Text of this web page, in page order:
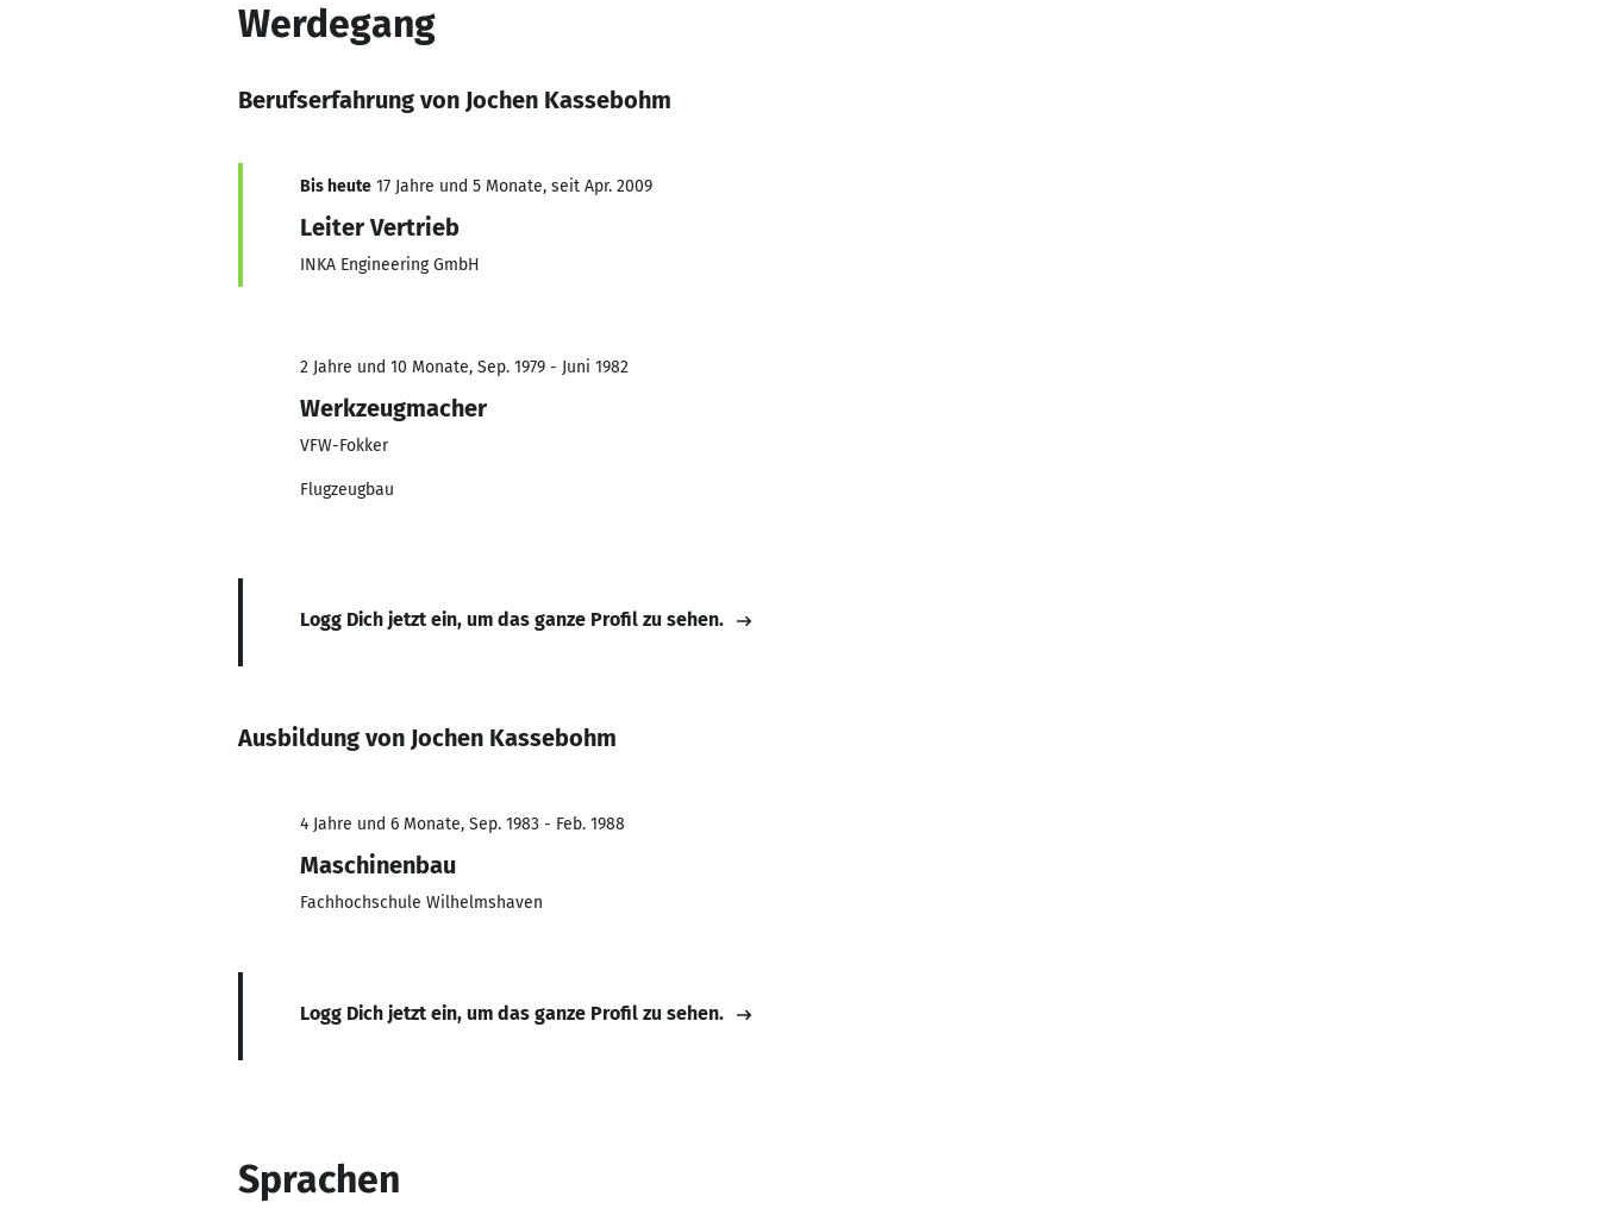
Werdegang
Berufserfahrung von Jochen Kassebohm
Bis heute 17 Jahre und 5 Monate, seit Apr. 2009
Leiter Vertrieb
INKA Engineering GmbH
2 Jahre und 10 Monate, Sep. 1979 - Juni 1982
Werkzeugmacher
VFW-Fokker
Flugzeugbau
Logg Dich jetzt ein, um das ganze Profil zu sehen.
Ausbildung von Jochen Kassebohm
4 Jahre und 6 Monate, Sep. 1983 - Feb. 1988
Maschinenbau
Fachhochschule Wilhelmshaven
Logg Dich jetzt ein, um das ganze Profil zu sehen.
Sprachen